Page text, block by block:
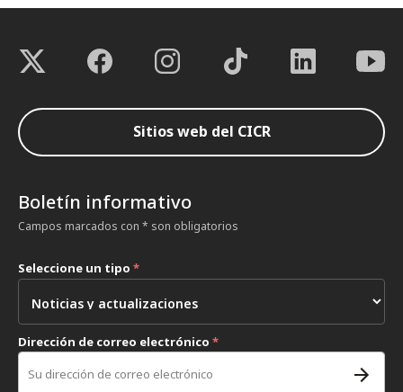
Sitios web del CICR
Boletín informativo
Campos marcados con * son obligatorios
Seleccione un tipo *
Dirección de correo electrónico *